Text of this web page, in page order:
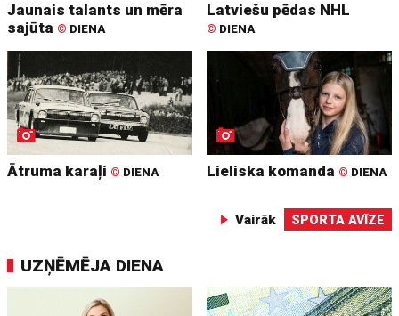
Jaunais talants un mēra
sajūta © DIENA
Latviešu pēdas NHL
© DIENA
Ātruma karaļi © DIENA Lieliska komanda © DIENA
Vairāk SPORTA AVĪZE
UZŅĒMĒJA DIENA